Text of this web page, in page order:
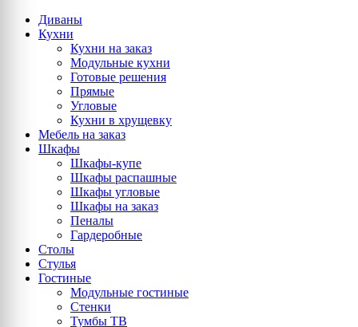
Диваны
Кухни
Кухни на заказ
Модульные кухни
Готовые решения
Прямые
Угловые
Кухни в хрущевку
Мебель на заказ
Шкафы
Шкафы-купе
Шкафы распашные
Шкафы угловые
Шкафы на заказ
Пеналы
Гардеробные
Столы
Стулья
Гостиные
Модульные гостиные
Стенки
Тумбы ТВ